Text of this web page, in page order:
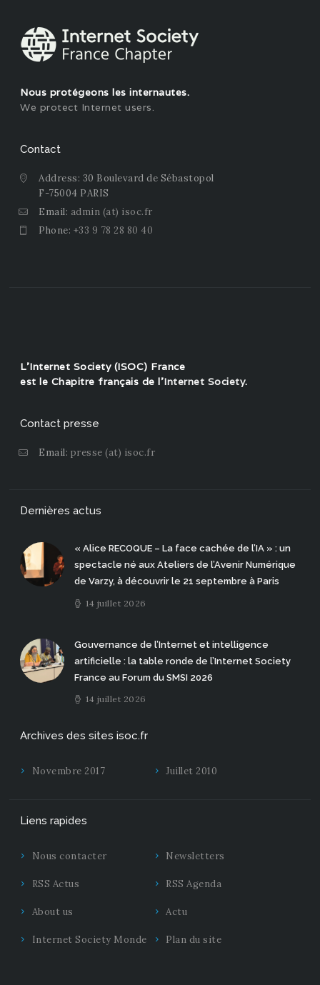
Nous protégeons les internautes.
We protect Internet users.
Contact
Address: 30 Boulevard de Sébastopol
F-75004 PARIS
Email: admin (at) isoc.fr
Phone: +33 9 78 28 80 40
L'Internet Society (ISOC) France
est le Chapitre français de l'Internet Society.
Contact presse
Email: presse (at) isoc.fr
Dernières actus
« Alice RECOQUE – La face cachée de l’IA » : un
spectacle né aux Ateliers de l’Avenir Numérique
de Varzy, à découvrir le 21 septembre à Paris
14 juillet 2026
Gouvernance de l’Internet et intelligence
artificielle : la table ronde de l’Internet Society
France au Forum du SMSI 2026
14 juillet 2026
Archives des sites isoc.fr
Novembre 2017 Juillet 2010
Liens rapides
Nous contacter Newsletters
RSS Actus RSS Agenda
About us Actu
Internet Society Monde Plan du site